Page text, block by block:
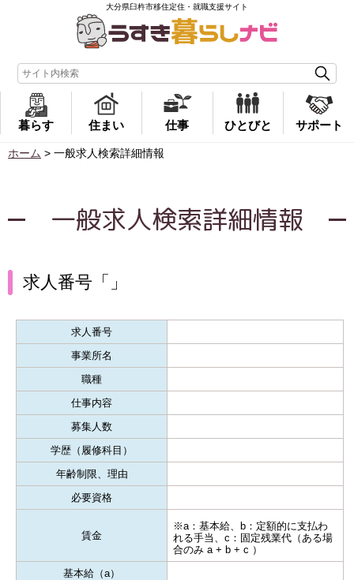
大分県臼杵市移住定住・就職支援サイト
暮らす 住まい 仕事 ひとびと サポート
ホーム > 一般求人検索詳細情報
一般求人検索詳細情報
求人番号「」
求人番号
事業所名
職種
仕事内容
募集人数
学歴（履修科目）
年齢制限、理由
必要資格
賃金
※a：基本給、b：定額的に支払わ
れる手当、c：固定残業代（ある場
合のみ a + b + c ）
基本給（a）